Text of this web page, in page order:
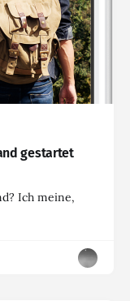
gestartet
Ich meine,